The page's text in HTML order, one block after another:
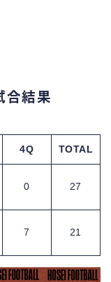
合結果
4Q TOTAL
0 27
7 21